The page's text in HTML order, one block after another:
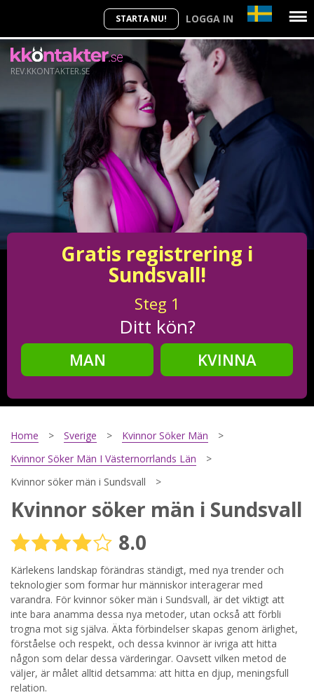
STARTA NU! LOGGA IN
REV.KKONTAKTER.SE
Gratis registrering i
Sundsvall!
Steg 1
Ditt kön?
MAN
KVINNA
Steg2
3
Din mailadress?
Genom att registrera godkänner jagVillkorenoch
Sekretesspolicyn. Jag godkänner att ta emot information och
reklam via e-post från hemsidans operatörer. Jag kan dra
tillbaka godkännande när jag vill.
STARTA NU!
Home Sverige
Kvinnor Söker Män
Kvinnor Söker Män I Västernorrlands Län
Kvinnor söker män i Sundsvall
Kvinnor söker män i Sundsvall
8.0
Kärlekens landskap förändras ständigt, med nya trender och
teknologier som formar hur människor interagerar med
varandra. För kvinnor söker män i Sundsvall, är det viktigt att
inte bara anamma dessa nya metoder, utan också att förbli
trogna mot sig själva. Äkta förbindelser skapas genom ärlighet,
förståelse och respekt, och dessa kvinnor är ivriga att hitta
någon som delar dessa värderingar. Oavsett vilken metod de
väljer, är målet alltid detsamma: att hitta en djup, meningsfull
relation.